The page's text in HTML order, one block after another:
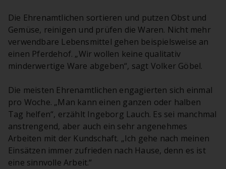
Die Ehrenamtlichen sortieren und putzen Obst und
Gemüse, reinigen und prüfen die Waren. Nicht mehr
verwendbare Lebensmittel gehen beispielsweise an
einen Pferdehof. „Wir wollen keine qualitativ
minderwertige Ware abgeben“, sagt Volker Göbel.
Die meisten Ehrenamtlichen engagierten sich einmal
pro Woche. „Man kann einen ganzen oder halben
Tag helfen“, erzählt Ingeborg Lauch. Es sei manchmal
anstrengend, aber auch ein sehr angenehmes
Arbeiten mit der Kundschaft. „Ich gehe nach meinen
Einsätzen immer zufrieden nach Hause, denn es ist
eine sinnvolle Arbeit.“